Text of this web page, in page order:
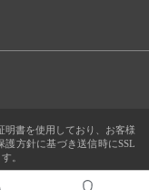
明書を使用しており、お客様
方針に基づき送信時にSSL
。